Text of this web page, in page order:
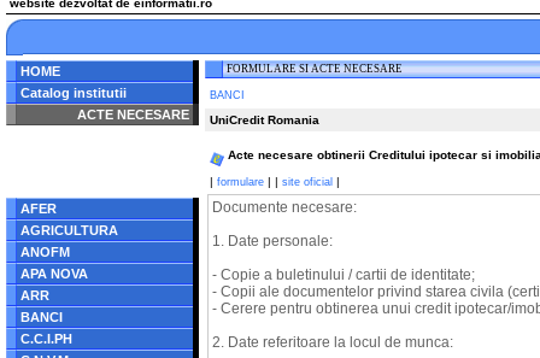
website dezvoltat de einformatii.ro
HOME
Catalog institutii
ACTE NECESARE
/home/eformulare.ro/public_html/navigare/stanga.php
AFER
AGRICULTURA
ANOFM
APA NOVA
ARR
BANCI
C.C.I.PH
FORMULARE SI ACTE NECESARE
BANCI
UniCredit Romania
Acte necesare obtinerii Creditului ipotecar si
| formulare | | site oficial |
Documente necesare:
1. Date personale:
- Copie a buletinului / cartii de identitate;
- Copii ale documentelor privind starea civila
- Cerere pentru obtinerea unui credit ipotecar/
2. Date referitoare la locul de munca: